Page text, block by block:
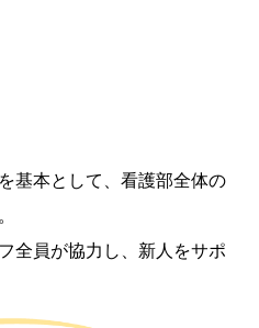
基本として、看護部全体の
全員が協力し、新人をサポ